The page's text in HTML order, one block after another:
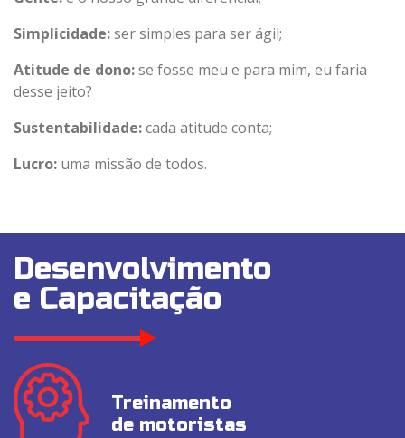
Simplicidade:ser simples para ser ágil;
Atitude de dono:se fosse meu e para mim, eu faria
desse jeito?
Sustentabilidade:cada atitude conta;
Lucro: uma missão de todos.
Desenvolvimento
e Capacitação
Treinamento
de motoristas